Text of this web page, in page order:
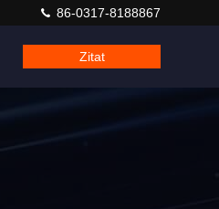
86-0317-8188867
Zitat